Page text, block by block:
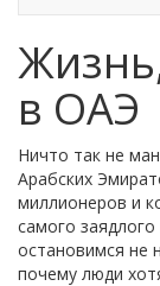
в ОАЭ
Ничто так не
Арабских
миллионеров и
самого
остановимся не
почему люди